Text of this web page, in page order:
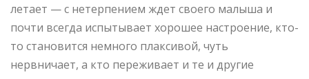
летает — с нетерпением ждет своего малыша и
почти всегда испытывает хорошее настроение, кто-
то становится немного плаксивой, чуть
нервничает, а кто переживает и те и другие